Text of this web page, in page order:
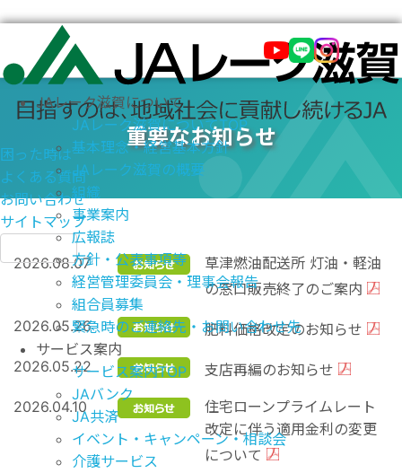
困った時は
よくある質問
お問い合わせ
サイトマップ
JAレーク滋賀について
JAレーク滋賀についてTOP
基本理念・経営基本方針
JAレーク滋賀の概要
組織
事業案内
広報誌
方針・公表事項等
経営管理委員会・理事会報告
組合員募集
緊急時のご連絡先・お問い合わせ先
サービス案内
サービス案内TOP
JAバンク
JA共済
イベント・キャンペーン・相談会
介護サービス
重要なお知らせ
2026.08.07
草津燃油配送所 灯油・軽油
の窓口販売終了のご案内
2026.05.26 肥料価格改定のお知らせ
2026.05.22 支店再編のお知らせ
2026.04.10
住宅ローンプライムレート
改定に伴う適用金利の変更
について